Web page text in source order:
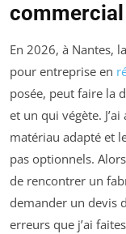
commercial
En 2026, à Nantes,
pour entreprise en
posée, peut faire la
et un qui végète.
matériau adapté et
pas optionnels.
de rencontrer un
demander un devis
erreurs que j’ai